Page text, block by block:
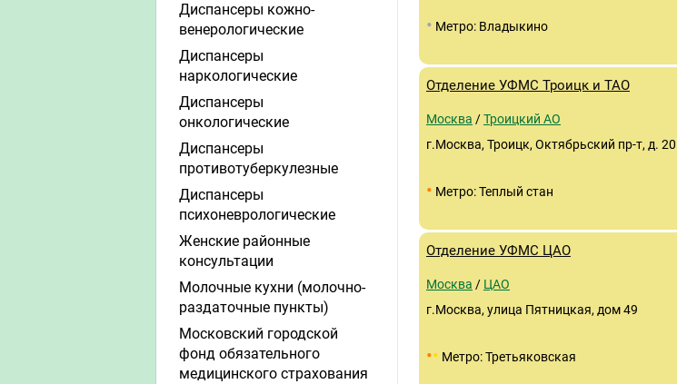
• Метро: Владыкино
Отделение УФМС Троицк и ТАО
Москва /Троицкий АО
г.Москва, Троицк, Октябрьский пр-т, д. 20
• Метро: Теплый стан
Отделение УФМС ЦАО
Москва / ЦАО
г.Москва, улица Пятницкая, дом 49
•• Метро: Третьяковская
Диспансеры кожно-
венерологические
Диспансеры
наркологические
Диспансеры
онкологические
Диспансеры
противотуберкулезные
Диспансеры
психоневрологические
Женские районные
консультации
Молочные кухни (молочно-
раздаточные пункты)
Московский городской
фонд обязательного
медицинского страхования